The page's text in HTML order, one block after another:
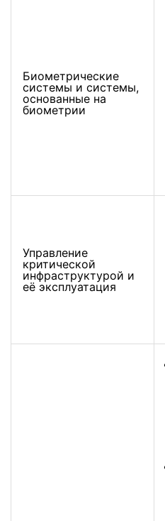
Биометрические
системы и системы,
основанные на
биометрии
Управление
критической
инфраструктурой и
её эксплуатация